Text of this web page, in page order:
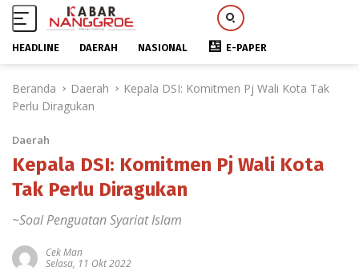
HEADLINE DAERAH NASIONAL E-PAPER
Beranda Daerah
Kepala DSI: Komitmen Pj Wali Kota Tak
Perlu Diragukan
Daerah
Kepala DSI: Komitmen Pj Wali Kota
Tak Perlu Diragukan
~Soal Penguatan Syariat Islam
Cek Man
Selasa, 11 Okt 2022